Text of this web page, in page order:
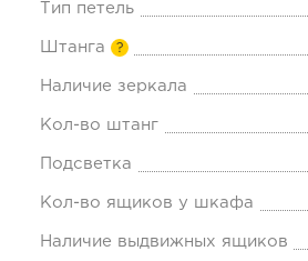
Тип петель
Штанга ?
Наличие зеркала
Кол-во штанг
Подсветка
Кол-во ящиков у шкафа
Наличие выдвижных ящиков